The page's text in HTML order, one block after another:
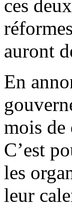
ces
auront
En
mois de
C’est
les
leur